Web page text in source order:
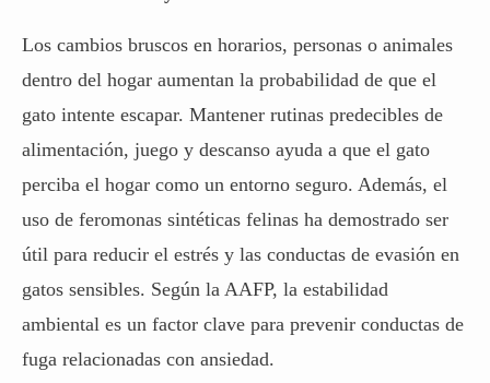
Los cambios bruscos en horarios, personas o animales
dentro del hogar aumentan la probabilidad de que el
gato intente escapar. Mantener rutinas predecibles de
alimentación, juego y descanso ayuda a que el gato
perciba el hogar como un entorno seguro. Además, el
uso de feromonas sintéticas felinas ha demostrado ser
útil para reducir el estrés y las conductas de evasión en
gatos sensibles. Según la AAFP, la estabilidad
ambiental es un factor clave para prevenir conductas de
fuga relacionadas con ansiedad.